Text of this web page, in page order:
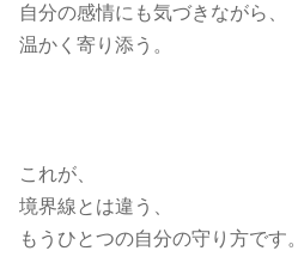
自分の感情にも気づきながら、
温かく寄り添う。
これが、
境界線とは違う、
もうひとつの自分の守り方です。